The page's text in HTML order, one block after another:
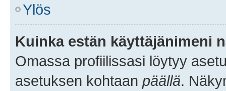
Ylös
Kuinka estän käyttäjänimeni
Omassa profiilissasi löytyy
asetuksen kohtaan päällä.